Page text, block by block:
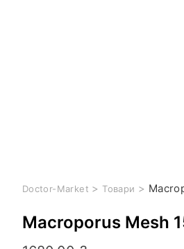
Doctor-Market > Товари >
Macroporus Mesh